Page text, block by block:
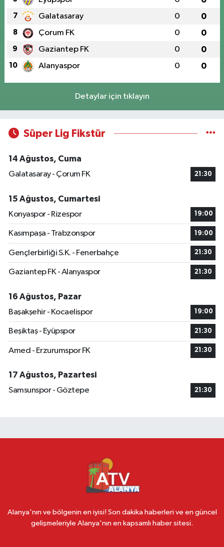
7 Galatasaray 0 0
8 Çorum FK 0 0
9 Gaziantep FK 0 0
10 Alanyaspor 0 0
Detaylar için tıklayın
Süper Lig Fikstür
14 Ağustos, Cuma
Galatasaray - Çorum FK
21:30
15 Ağustos, Cumartesi
Konyaspor - Rizespor
19:00
Kasımpaşa - Trabzonspor 19:00
Gençlerbirliği S.K. - Fenerbahçe 21:30
Gaziantep FK - Alanyaspor 21:30
16 Ağustos, Pazar
Başakşehir - Kocaelispor
19:00
Beşiktaş - Eyüpspor 21:30
Amed - Erzurumspor FK 21:30
17 Ağustos, Pazartesi
Samsunspor - Göztepe
21:30
Alanya'nın ve bölgenin en iyisi! Son dakika haberleri ve en güncel
gelişmeleriyle Alanya'nın en kapsamlı haber sitesi.